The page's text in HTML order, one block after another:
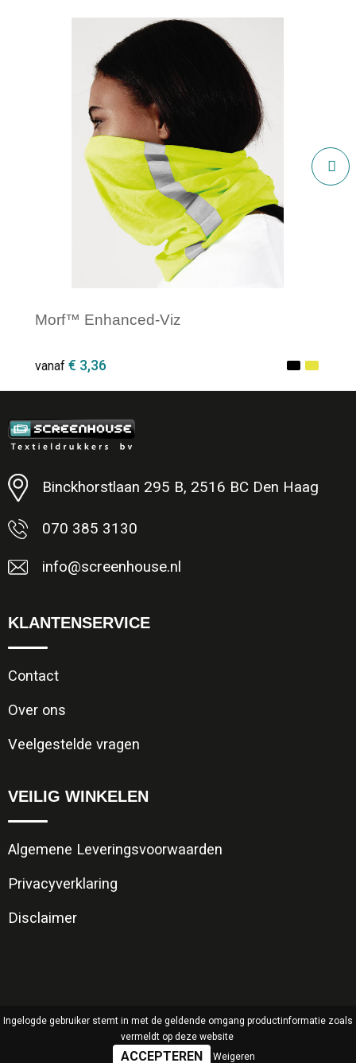
Morf™ Enhanced-Viz
vanaf € 3,36
Minimale afname: 1
Binckhorstlaan 295 B, 2516 BC Den Haag
070 385 3130
info@screenhouse.nl
KLANTENSERVICE
Contact
Over ons
Veelgestelde vragen
VEILIG WINKELEN
Algemene Leveringsvoorwaarden
Privacyverklaring
Disclaimer
Ingelogde gebruiker stemt in met de geldende omgang productinformatie zoals
vermeldt op deze website
Weigeren